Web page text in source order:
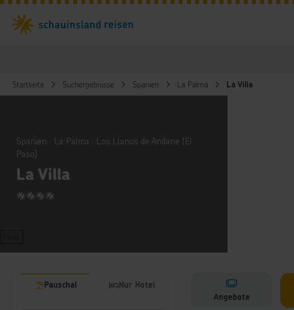
Startseite Suchergebnisse Spanien La Palma La Villa
Spanien ∙ La Palma ∙ Los Llanos de Aridane (El
Paso)
La Villa
4
Pauschal Nur Hotel
Angebote